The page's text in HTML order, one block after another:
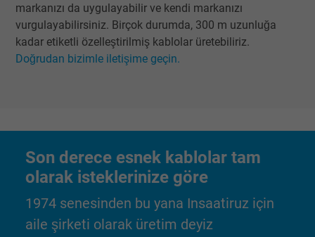
markanızı da uygulayabilir ve kendi markanızı
vurgulayabilirsiniz. Birçok durumda, 300 m uzunluğa
kadar etiketli özelleştirilmiş kablolar üretebiliriz.
Doğrudan bizimle iletişime geçin.
Son derece esnek kablolar tam
olarak isteklerinize göre
1974 senesinden bu yana Insaatiruz için
aile şirketi olarak üretim deyiz